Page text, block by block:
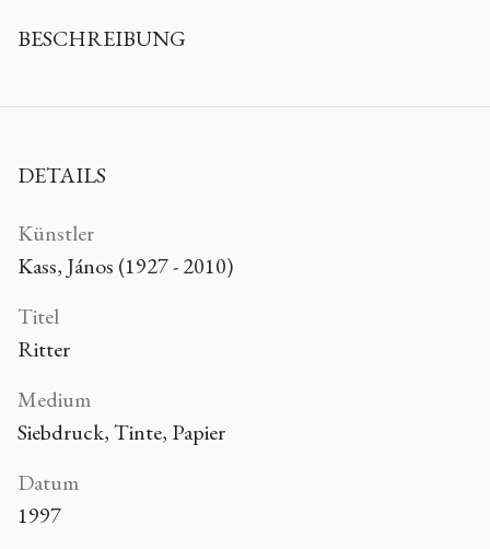
BESCHREIBUNG
DETAILS
Künstler
Kass, János (1927 - 2010)
Titel
Ritter
Medium
Siebdruck, Tinte, Papier
Datum
1997